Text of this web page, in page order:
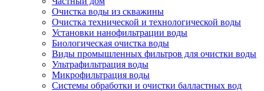
Очистка воды из скважины
Очистка технической и технологической воды
Установки нанофильтрации воды
Биологическая очистка воды
Виды промышленных фильтров для очистки воды
Ультрафильтрация воды
Микрофильтрация воды
Системы обработки и очистки балластных вод